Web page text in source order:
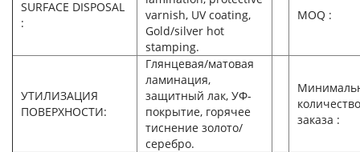
SURFACE DISPOSAL
:
varnish, UV coating,
Gold/silver hot
stamping.
MOQ :
УТИЛИЗАЦИЯ
ПОВЕРХНОСТИ:
Глянцевая/матовая
ламинация,
защитный лак, УФ-
покрытие, горячее
тиснение золото/
серебро.
количество
заказа :